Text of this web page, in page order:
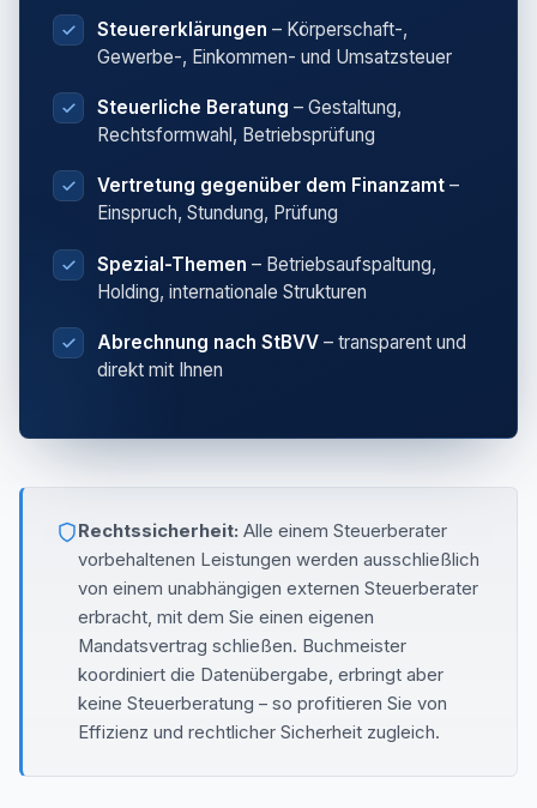
Steuererklärungen – Körperschaft-,
Gewerbe-, Einkommen- und Umsatzsteuer
Steuerliche Beratung – Gestaltung,
Rechtsformwahl, Betriebsprüfung
Vertretung gegenüber dem Finanzamt –
Einspruch, Stundung, Prüfung
Spezial-Themen – Betriebsaufspaltung,
Holding, internationale Strukturen
Abrechnung nach StBVV – transparent und
direkt mit Ihnen
Rechtssicherheit: Alle einem Steuerberater
vorbehaltenen Leistungen werden ausschließlich
von einem unabhängigen externen Steuerberater
erbracht, mit dem Sie einen eigenen
Mandatsvertrag schließen. Buchmeister
koordiniert die Datenübergabe, erbringt aber
keine Steuerberatung – so profitieren Sie von
Effizienz und rechtlicher Sicherheit zugleich.